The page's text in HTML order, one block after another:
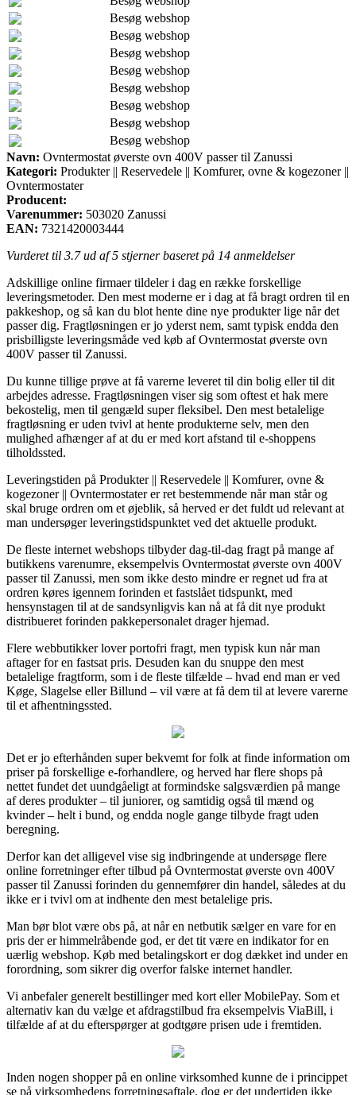
Besøg webshop
Besøg webshop
Besøg webshop
Besøg webshop
Besøg webshop
Besøg webshop
Besøg webshop
Besøg webshop
Navn: Ovntermostat øverste ovn 400V passer til Zanussi
Kategori: Produkter || Reservedele || Komfurer, ovne & kogezoner ||
Ovntermostater
Producent:
Varenummer: 503020 Zanussi
EAN: 7321420003444
Vurderet til 3.7ud af 5 stjerner baseret på 14 anmeldelser
Adskillige online firmaer tildeler i dag en række forskellige
leveringsmetoder. Den mest moderne er i dag at få bragt ordren til en
pakkeshop, og så kan du blot hente dine nye produkter lige når det
passer dig. Fragtløsningen er jo yderst nem, samt typisk endda den
prisbilligste leveringsmåde ved køb af Ovntermostat øverste ovn
400V passer til Zanussi.
Du kunne tillige prøve at få varerne leveret til din bolig eller til dit
arbejdes adresse. Fragtløsningen viser sig som oftest et hak mere
bekostelig, men til gengæld super fleksibel. Den mest betalelige
fragtløsning er uden tvivl at hente produkterne selv, men den
mulighed afhænger af at du er med kort afstand til e-shoppens
tilholdssted.
Leveringstiden på Produkter || Reservedele || Komfurer, ovne &
kogezoner || Ovntermostater er ret bestemmende når man står og
skal bruge ordren om et øjeblik, så herved er det fuldt ud relevant at
man undersøger leveringstidspunktet ved det aktuelle produkt.
De fleste internet webshops tilbyder dag-til-dag fragt på mange af
butikkens varenumre, eksempelvis Ovntermostat øverste ovn 400V
passer til Zanussi, men som ikke desto mindre er regnet ud fra at
ordren køres igennem forinden et fastslået tidspunkt, med
hensynstagen til at de sandsynligvis kan nå at få dit nye produkt
distribueret forinden pakkepersonalet drager hjemad.
Flere webbutikker lover portofri fragt, men typisk kun når man
aftager for en fastsat pris. Desuden kan du snuppe den mest
betalelige fragtform, som i de fleste tilfælde – hvad end man er ved
Køge, Slagelse eller Billund – vil være at få dem til at levere varerne
til et afhentningssted.
Det er jo efterhånden super bekvemt for folk at finde information om
priser på forskellige e-forhandlere, og herved har flere shops på
nettet fundet det uundgåeligt at formindske salgsværdien på mange
af deres produkter – til juniorer, og samtidig også til mænd og
kvinder – helt i bund, og endda nogle gange tilbyde fragt uden
beregning.
Derfor kan det alligevel vise sig indbringende at undersøge flere
online forretninger efter tilbud på Ovntermostat øverste ovn 400V
passer til Zanussi forinden du gennemfører din handel, således at du
ikke er i tvivl om at indhente den mest betalelige pris.
Man bør blot være obs på, at når en netbutik sælger en vare for en
pris der er himmelråbende god, er det tit være en indikator for en
uærlig webshop. Køb med betalingskort er dog dækket ind under en
forordning, som sikrer dig overfor falske internet handler.
Vi anbefaler generelt bestillinger med kort eller MobilePay. Som et
alternativ kan du vælge et afdragstilbud fra eksempelvis ViaBill, i
tilfælde af at du efterspørger at godtgøre prisen ude i fremtiden.
Inden nogen shopper på en online virksomhed kunne de i princippet
se på virksomhedens forretningsaftale, dog er det undertiden ikke